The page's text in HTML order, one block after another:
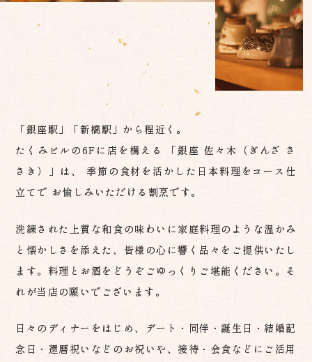
「銀座駅」「新橋駅」から程近く。
たくみビルの6Fに店を構える
「銀座 佐々木（ぎんざ さ
さき）」は、
季節の食材を活かした日本料理をコース仕
立てで お愉しみいただける割烹です。
洗練された上質な和食の味わいに 家庭料理のような温かみ
と懐かしさを添えた、 皆様の心に響く品々をご提供いたし
ます。 料理とお酒をどうぞごゆっくりご堪能ください。 そ
れが当店の願いでございます。
日々のディナーをはじめ、
デート・同伴・誕生日・結婚記
念日・還暦祝いなどの お祝いや、接待・会食などにご活用